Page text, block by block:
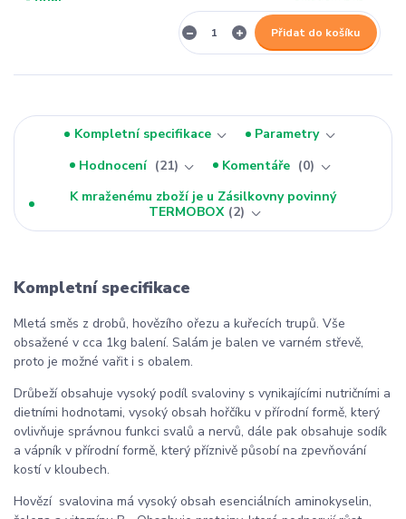
Přidat do košíku
Kompletní specifikace
Parametry
Hodnocení
21 Komentáře
0
K mraženému zboží je u Zásilkovny povinný
TERMOBOX 2
Kompletní specifikace
Mletá směs z drobů, hovězího ořezu a kuřecích trupů. Vše
obsažené v cca 1kg balení. Salám je balen ve varném střevě,
proto je možné vařit i s obalem.
Drůbeží obsahuje vysoký podíl svaloviny s vynikajícími nutričními a
dietními hodnotami, vysoký obsah hořčíku v přírodní formě, který
ovlivňuje správnou funkci svalů a nervů, dále pak obsahuje sodík
a vápník v přírodní formě, který příznivě působí na zpevňování
kostí v kloubech.
Hovězí svalovina má vysoký obsah esenciálních aminokyselin,